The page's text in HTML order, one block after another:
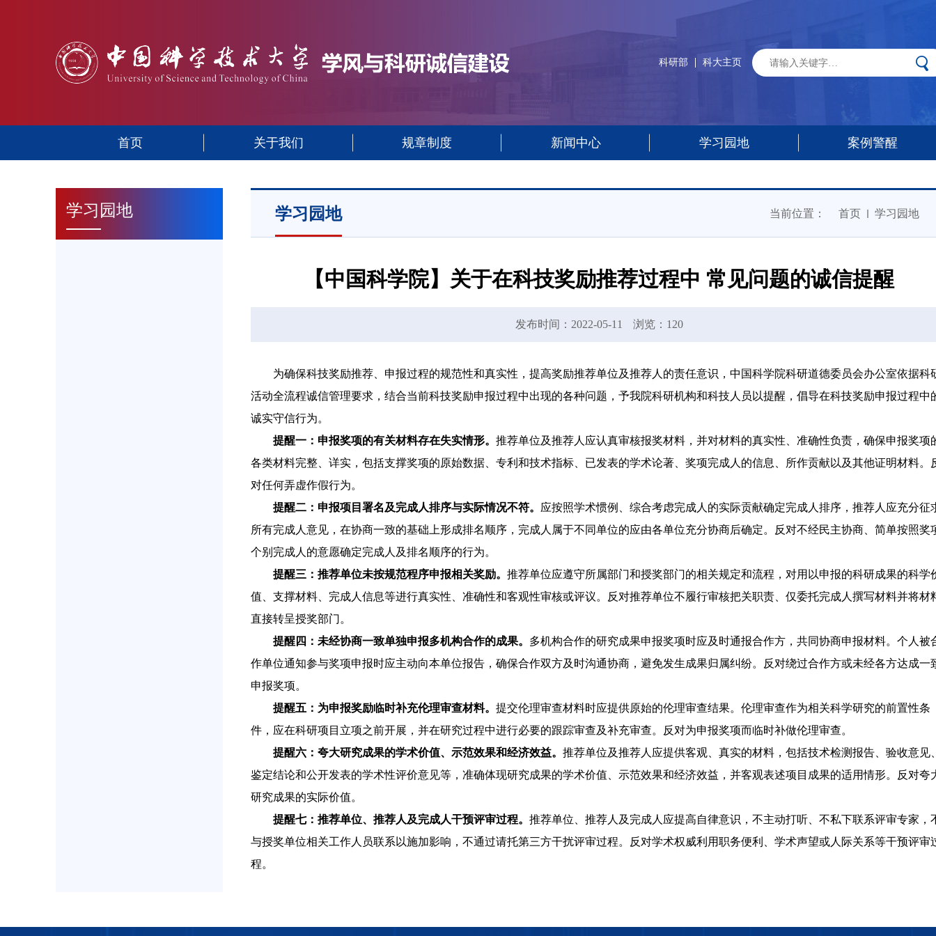
科研部 科大主页
首页 关于我们 规章制度 新闻中心 学习园地 案例警醒
学习园地 学习园地 当前位置： 首页 学习园地
【中国科学院】关于在科技奖励推荐过程中 常见问题的诚信提醒
发布时间：2022-05-11 浏览： 120
为确保科技奖励推荐、申报过程的规范性和真实性，提高奖励推荐单位及推荐人的责任意识，中国科学院科研道德委员会办公室依据科
活动全流程诚信管理要求，结合当前科技奖励申报过程中出现的各种问题，予我院科研机构和科技人员以提醒，倡导在科技奖励申报过程中
诚实守信行为。
提醒一：申报奖项的有关材料存在失实情形。 推荐单位及推荐人应认真审核报奖材料，并对材料的真实性、准确性负责，确保申报奖项
各类材料完整、详实，包括支撑奖项的原始数据、专利和技术指标、已发表的学术论著、奖项完成人的信息、所作贡献以及其他证明材料。
对任何弄虚作假行为。
提醒二：申报项目署名及完成人排序与实际情况不符。 应按照学术惯例、综合考虑完成人的实际贡献确定完成人排序，推荐人应充分征
所有完成人意见，在协商一致的基础上形成排名顺序，完成人属于不同单位的应由各单位充分协商后确定。反对不经民主协商、简单按照奖
个别完成人的意愿确定完成人及排名顺序的行为。
提醒三：推荐单位未按规范程序申报相关奖励。 推荐单位应遵守所属部门和授奖部门的相关规定和流程，对用以申报的科研成果的科学
值、支撑材料、完成人信息等进行真实性、准确性和客观性审核或评议。反对推荐单位不履行审核把关职责、仅委托完成人撰写材料并将材
直接转呈授奖部门。
提醒四：未经协商一致单独申报多机构合作的成果。 多机构合作的研究成果申报奖项时应及时通报合作方，共同协商申报材料。个人被
作单位通知参与奖项申报时应主动向本单位报告，确保合作双方及时沟通协商，避免发生成果归属纠纷。反对绕过合作方或未经各方达成一
申报奖项。
提醒五：为申报奖励临时补充伦理审查材料。 提交伦理审查材料时应提供原始的伦理审查结果。伦理审查作为相关科学研究的前置性条
件，应在科研项目立项之前开展，并在研究过程中进行必要的跟踪审查及补充审查。反对为申报奖项而临时补做伦理审查。
提醒六：夸大研究成果的学术价值、示范效果和经济效益。 推荐单位及推荐人应提供客观、真实的材料，包括技术检测报告、验收意见
鉴定结论和公开发表的学术性评价意见等，准确体现研究成果的学术价值、示范效果和经济效益，并客观表述项目成果的适用情形。反对夸
研究成果的实际价值。
提醒七：推荐单位、推荐人及完成人干预评审过程。 推荐单位、推荐人及完成人应提高自律意识，不主动打听、不私下联系评审专家，
与授奖单位相关工作人员联系以施加影响，不通过请托第三方干扰评审过程。反对学术权威利用职务便利、学术声望或人际关系等干预评审
程。